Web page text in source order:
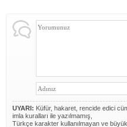
UYARI: Küfür, hakaret, rencide edici
imla kuralları ile yazılmamış,
Türkçe karakter kullanılmayan ve